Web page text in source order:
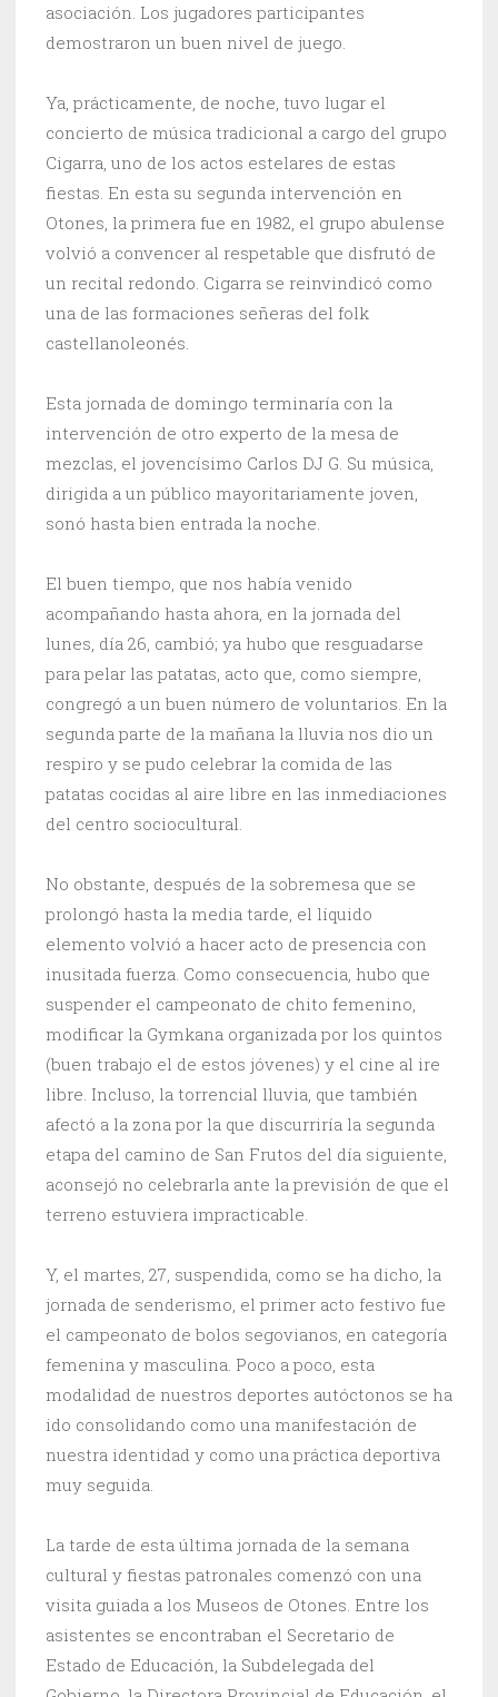
asociación. Los jugadores participantes
demostraron un buen nivel de juego.
Ya, prácticamente, de noche, tuvo lugar el
concierto de música tradicional a cargo del grupo
Cigarra, uno de los actos estelares de estas
fiestas. En esta su segunda intervención en
Otones, la primera fue en 1982, el grupo abulense
volvió a convencer al respetable que disfrutó de
un recital redondo. Cigarra se reinvindicó como
una de las formaciones señeras del folk
castellanoleonés.
Esta jornada de domingo terminaría con la
intervención de otro experto de la mesa de
mezclas, el jovencísimo Carlos DJ G. Su música,
dirigida a un público mayoritariamente joven,
sonó hasta bien entrada la noche.
El buen tiempo, que nos había venido
acompañando hasta ahora, en la jornada del
lunes, día 26, cambió; ya hubo que resguadarse
para pelar las patatas, acto que, como siempre,
congregó a un buen número de voluntarios. En la
segunda parte de la mañana la lluvia nos dio un
respiro y se pudo celebrar la comida de las
patatas cocidas al aire libre en las inmediaciones
del centro sociocultural.
No obstante, después de la sobremesa que se
prolongó hasta la media tarde, el líquido
elemento volvió a hacer acto de presencia con
inusitada fuerza. Como consecuencia, hubo que
suspender el campeonato de chito femenino,
modificar la Gymkana organizada por los quintos
(buen trabajo el de estos jóvenes) y el cine al ire
libre. Incluso, la torrencial lluvia, que también
afectó a la zona por la que discurriría la segunda
etapa del camino de San Frutos del día siguiente,
aconsejó no celebrarla ante la previsión de que el
terreno estuviera impracticable.
Y, el martes, 27, suspendida, como se ha dicho, la
jornada de senderismo, el primer acto festivo fue
el campeonato de bolos segovianos, en categoría
femenina y masculina. Poco a poco, esta
modalidad de nuestros deportes autóctonos se ha
ido consolidando como una manifestación de
nuestra identidad y como una práctica deportiva
muy seguida.
La tarde de esta última jornada de la semana
cultural y fiestas patronales comenzó con una
visita guiada a los Museos de Otones. Entre los
asistentes se encontraban el Secretario de
Estado de Educación, la Subdelegada del